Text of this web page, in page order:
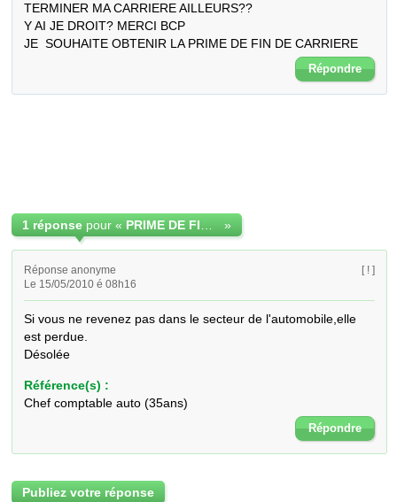
TERMINER MA CARRIERE AILLEURS??
Y AI JE DROIT? MERCI BCP
JE  SOUHAITE OBTENIR LA PRIME DE FIN DE CARRIERE
Répondre
1 réponse pour « »
Réponse anonyme
Le 15/05/2010 é 08h16
[ ! ]
Si vous ne revenez pas dans le secteur de l'automobile,elle
est perdue.
Désolée
Référence(s) :
Chef comptable auto (35ans)
Répondre
Publiez votre réponse